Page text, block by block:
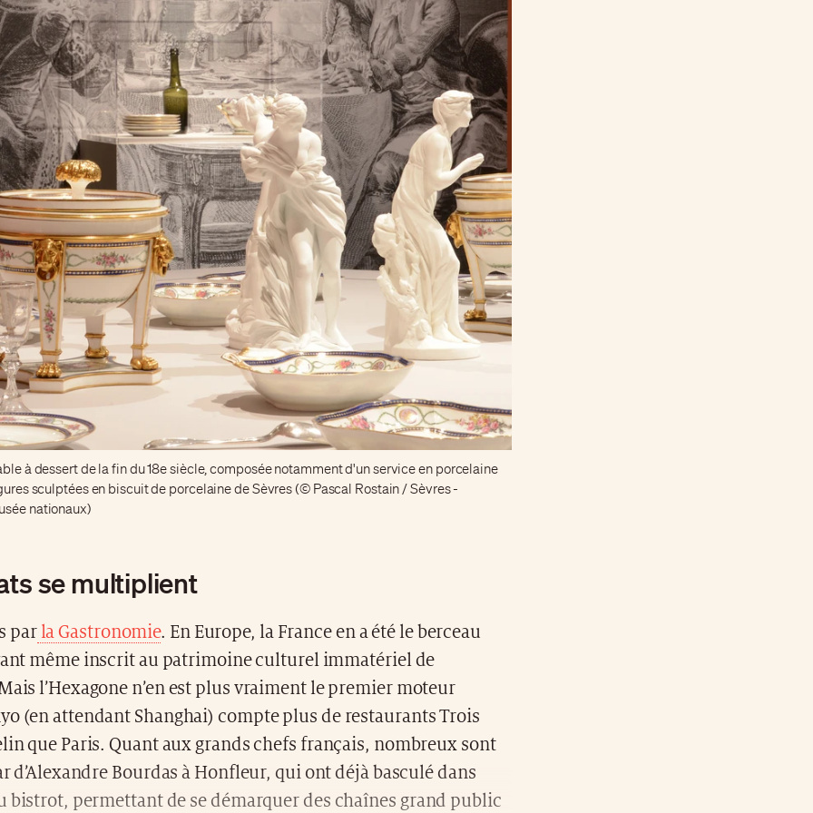
à dessert de la fin du 18e siècle, composée notamment d'un service en porcelaine
sculptées en biscuit de porcelaine de Sèvres (© Pascal Rostain / Sèvres -
nationaux)
se multiplient
parla Gastronomie. En Europe, la France en a été le berceau
même inscrit au patrimoine culturel immatériel de
l’Hexagone n’en est plus vraiment le premier moteur
(en attendant Shanghai) compte plus de restaurants Trois
que Paris. Quant aux grands chefs français, nombreux sont
d’Alexandre Bourdas à Honfleur, qui ont déjà basculé dans
bistrot, permettant de se démarquer des chaînes grand public